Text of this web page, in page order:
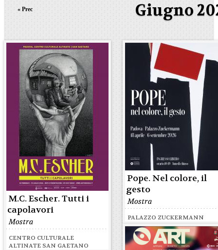
Giugno
« Prec
M.C. Escher. Tutti i
capolavori
Mostra
CENTRO CULTURALE
ALTINATE SAN GAETANO
Pope. Nel colore, il
gesto
Mostra
PALAZZO ZUCKERMANN